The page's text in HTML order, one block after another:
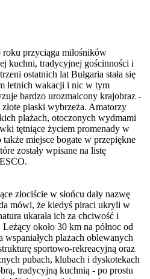
przyciąga miłośników
kuchni, tradycyjnej gościnności i
ostatnich lat Bułgaria stała się
letnich wakacji i nic w tym
bardzo urozmaicony krajobraz -
piaski wybrzeża. Amatorzy
plażach, otoczonych wydmami
tętniące życiem promenady w
miejsce bogate w przepiękne
zostały wpisane na listę
złociście w słońcu dały nazwę
mówi, że kiedyś piraci ukryli w
ukarała ich za chciwość i
około 30 km na północ od
plażach oblewanych
sportowo-rekreacyjną oraz
pubach, klubach i dyskotekach
tradycyjną kuchnią - po prostu